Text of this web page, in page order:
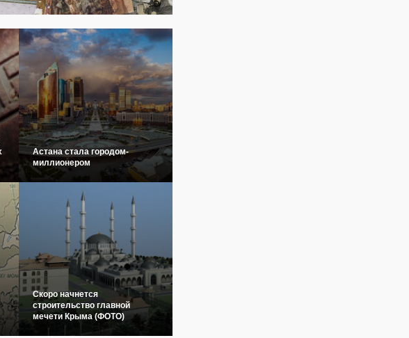
Астана стала городом-
миллионером
Скоро начнется
строительство главной
мечети Крыма (ФОТО)